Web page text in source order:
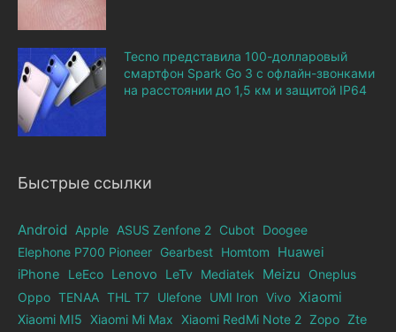
Tecno представила 100-долларовый
смартфон Spark Go 3 с офлайн-звонками
на расстоянии до 1,5 км и защитой IP64
Быстрые ссылки
Android Apple ASUS Zenfone 2 Cubot Doogee
Elephone Р700 Pioneer Gearbest Homtom
Huawei
iPhone
LeEco Lenovo LeTv Mediatek Meizu
Oneplus
Oppo TENAA THL T7 Ulefone UMI Iron Vivo Xiaomi
Xiaomi MI5 Xiaomi Mi Max Xiaomi RedMi Note 2 Zopo Zte